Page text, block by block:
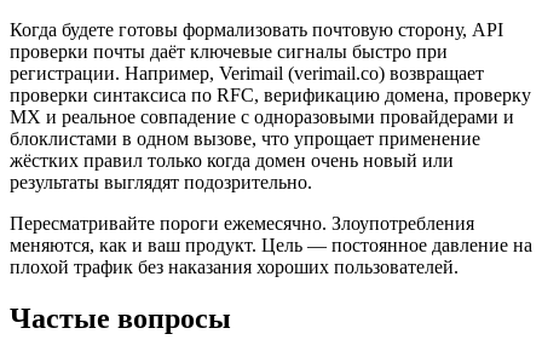
Когда будете готовы формализовать почтовую сторону, API
проверки почты даёт ключевые сигналы быстро при
регистрации. Например, Verimail (verimail.co) возвращает
проверки синтаксиса по RFC, верификацию домена, проверку
MX и реальное совпадение с одноразовыми провайдерами и
блоклистами в одном вызове, что упрощает применение
жёстких правил только когда домен очень новый или
результаты выглядят подозрительно.
Пересматривайте пороги ежемесячно. Злоупотребления
меняются, как и ваш продукт. Цель — постоянное давление на
плохой трафик без наказания хороших пользователей.
Частые вопросы